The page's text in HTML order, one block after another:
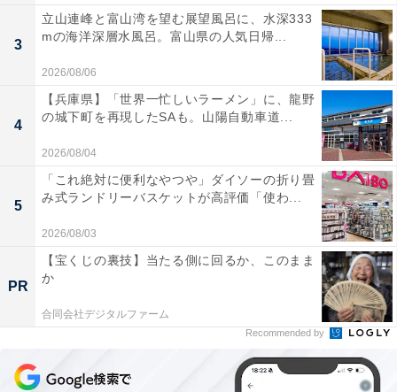
3
立山連峰と富山湾を望む展望風呂に、水深333
mの海洋深層水風呂。富山県の人気日帰...
2026/08/06
4
【兵庫県】「世界一忙しいラーメン」に、龍野
の城下町を再現したSAも。山陽自動車道...
2026/08/04
5
「これ絶対に便利なやつや」ダイソーの折り畳
み式ランドリーバスケットが高評価「使わ...
2026/08/03
PR
【宝くじの裏技】当たる側に回るか、このまま
か
合同会社デジタルファーム
Recommended by